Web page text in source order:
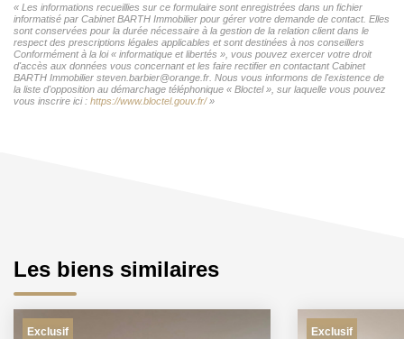
« Les informations recueillies sur ce formulaire sont enregistrées dans un fichier
informatisé par Cabinet BARTH Immobilier pour gérer votre demande de contact. Elles
sont conservées pour la durée nécessaire à la gestion de la relation client dans le
respect des prescriptions légales applicables et sont destinées à nos conseillers
Conformément à la loi « informatique et libertés », vous pouvez exercer votre droit
d'accès aux données vous concernant et les faire rectifier en contactant Cabinet
BARTH Immobilier steven.barbier@orange.fr. Nous vous informons de l'existence de
la liste d'opposition au démarchage téléphonique « Bloctel », sur laquelle vous pouvez
vous inscrire ici : https://www.bloctel.gouv.fr/»
Les biens similaires
Exclusif Exclusif